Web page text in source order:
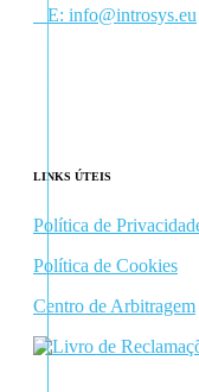
E: info@introsys.eu
LINKS ÚTEIS
Política de
Política de Cookies
Centro de Arbitragem